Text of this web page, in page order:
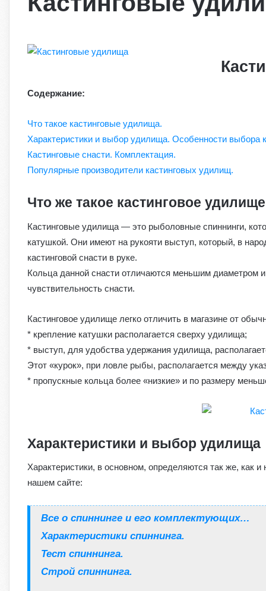
Содержание:
Что такое кастинговые удилища.
Характеристики и выбор удилища. Особенности выбора
Кастинговые снасти. Комплектация.
Популярные производители кастинговых удилищ.
Что же такое кастинговое
Кастинговые удилища — это рыболовные спиннинги,
катушкой. Они имеют на рукояти выступ, который, в
кастинговой снасти в руке.
Кольца данной снасти отличаются меньшим диаметром
чувствительность снасти.
Кастинговое удилище легко отличить в магазине от
* крепление катушки располагается сверху удилища;
* выступ, для удобства удержания удилища,
Этот «курок», при ловле рыбы, располагается между
* пропускные кольца более «низкие» и по размеру
Характеристики и выбор удилища
Характеристики, в основном, определяются так же, как
нашем сайте:
Все о спиннинге и его комплектующих…
Характеристики спиннинга.
Тест спиннинга.
Строй спиннинга.